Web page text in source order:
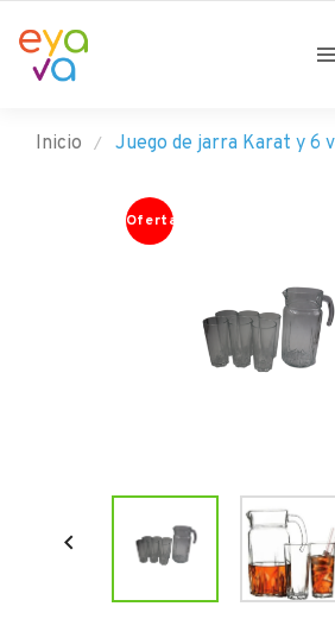
Inicio Juego de jarra Karat y 6
Oferta
